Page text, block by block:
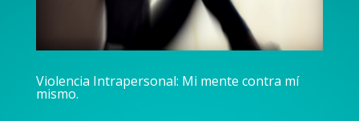
Violencia Intrapersonal: Mi mente contra mí
mismo.